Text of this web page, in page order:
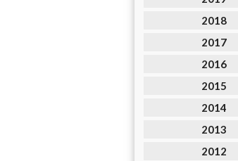
2018
2017
2016
2015
2014
2013
2012